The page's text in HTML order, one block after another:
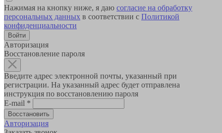
Нажимая на кнопку ниже, я даю согласие на обработку
персональных данных в соответствии с Политикой
конфиденциальности
Авторизация
Восстановление пароля
Введите адрес электронной почты, указанный при
регистрации. На указанный адрес будет отправлена
инструкция по восстановлению пароля
E-mail *
Авторизация